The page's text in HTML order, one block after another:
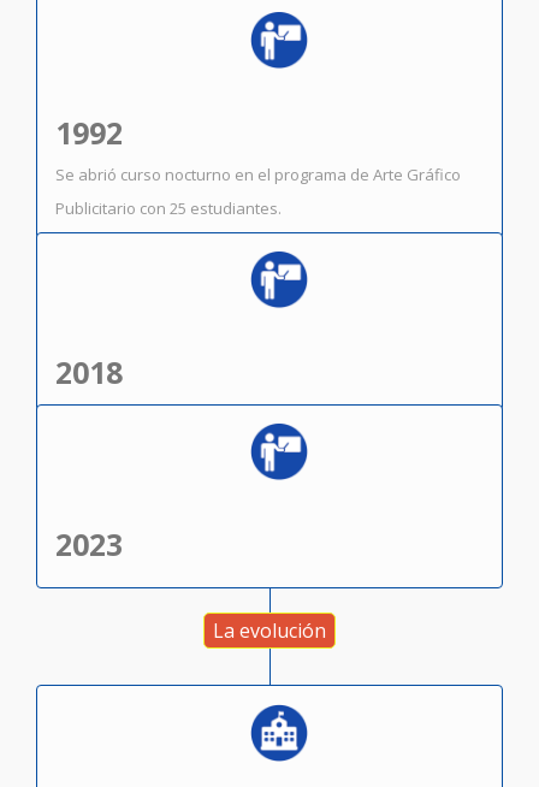
1992
Se abrió curso nocturno en el programa de Arte Gráfico
Publicitario con 25 estudiantes.
2018
2023
La evolución